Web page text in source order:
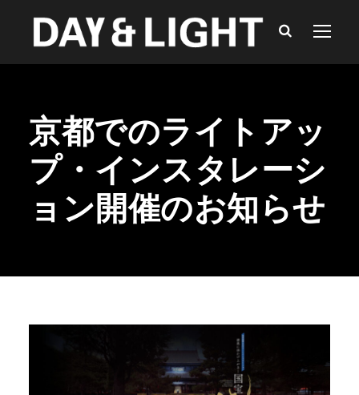
京都でのライトアッ
プ・インスタレーシ
ョン開催のお知らせ